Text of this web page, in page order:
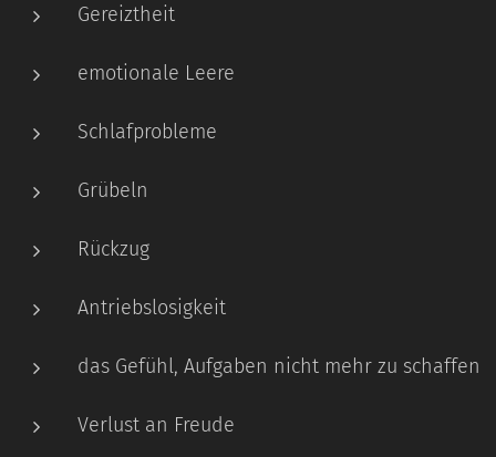
Gereiztheit
emotionale Leere
Schlafprobleme
Grübeln
Rückzug
Antriebslosigkeit
das Gefühl, Aufgaben nicht mehr zu schaffen
Verlust an Freude